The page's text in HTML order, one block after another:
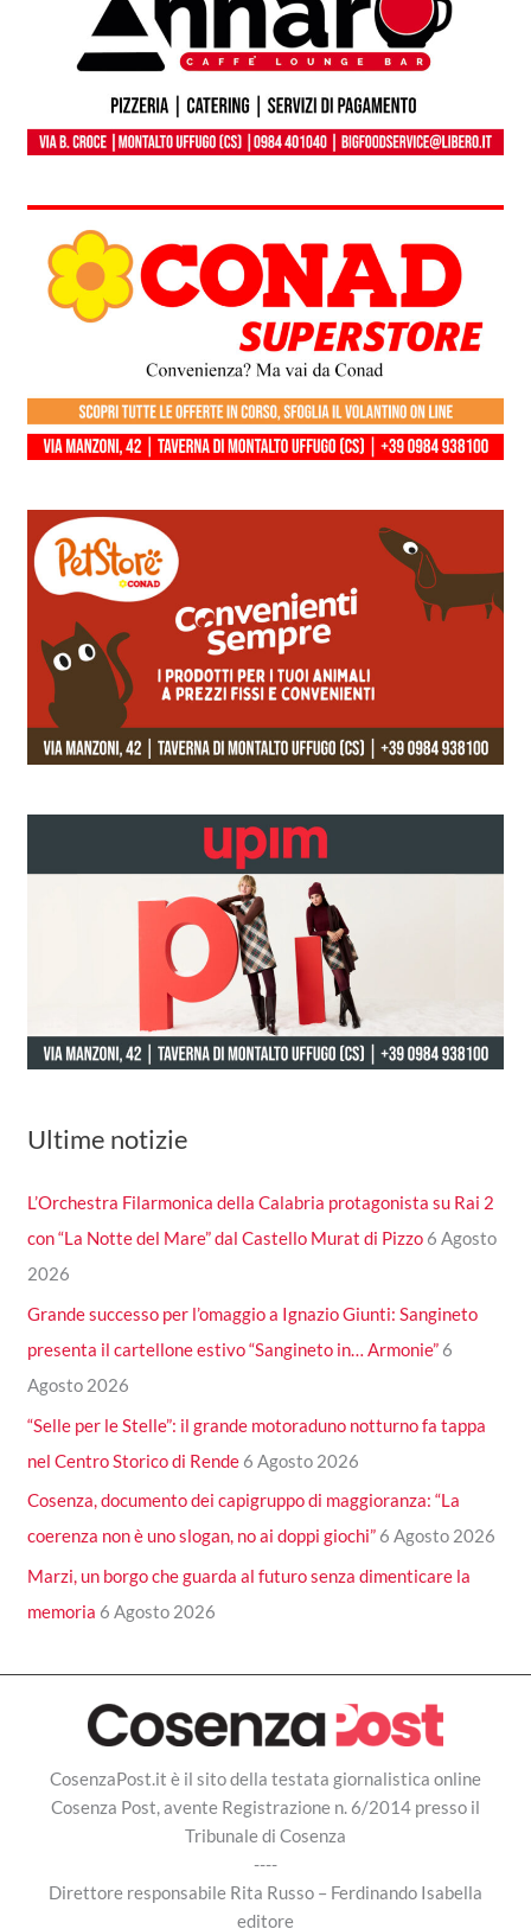
Ultime notizie
L’Orchestra Filarmonica della Calabria protagonista su Rai 2
con “La Notte del Mare” dal Castello Murat di Pizzo 6 Agosto
2026
Grande successo per l’omaggio a Ignazio Giunti: Sangineto
presenta il cartellone estivo “Sangineto in… Armonie” 6
Agosto 2026
“Selle per le Stelle”: il grande motoraduno notturno fa tappa
nel Centro Storico di Rende 6 Agosto 2026
Cosenza, documento dei capigruppo di maggioranza: “La
coerenza non è uno slogan, no ai doppi giochi” 6 Agosto 2026
Marzi, un borgo che guarda al futuro senza dimenticare la
memoria 6 Agosto 2026
CosenzaPost.it è il sito della testata giornalistica online
Cosenza Post, avente Registrazione n. 6/2014 presso il
Tribunale di Cosenza
----
Direttore responsabile Rita Russo – Ferdinando Isabella
editore